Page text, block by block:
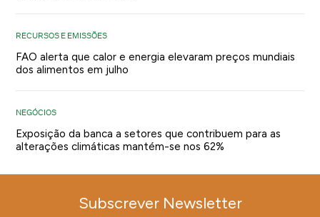
RECURSOS E EMISSÕES
FAO alerta que calor e energia elevaram preços mundiais
dos alimentos em julho
NEGÓCIOS
Exposição da banca a setores que contribuem para as
alterações climáticas mantém-se nos 62%
Subscrever Newsletter